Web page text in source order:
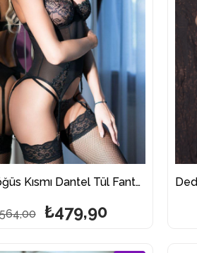
Dedo Göğüs Kısmı Dantel Tül Fantazi Jartiyer Takım
₺479,90